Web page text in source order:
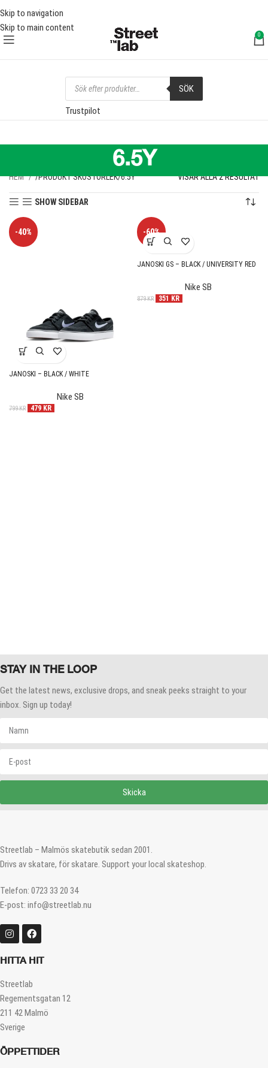
Skip to navigation
Skip to main content
0
SÖK
Trustpilot
6.5Y
HEM PRODUKT SKOSTORLEK 6.5Y VISAR ALLA 2 RESULTAT
SHOW SIDEBAR
-40%
JANOSKI – BLACK / WHITE
Nike SB
799KR 479 KR
-60%
JANOSKI GS – BLACK / UNIVERSITY RED
Nike SB
879KR 351 KR
STAY IN THE LOOP
Get the latest news, exclusive drops, and sneak peeks straight to your
inbox. Sign up today!
Skicka
Streetlab – Malmös skatebutik sedan 2001.
Drivs av skatare, för skatare. Support your local skateshop.
Telefon: 0723 33 20 34
E-post: info@streetlab.nu
HITTA HIT
Streetlab
Regementsgatan 12
211 42 Malmö
Sverige
ÖPPETTIDER